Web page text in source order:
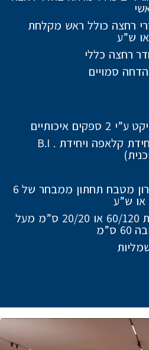
דרך בחדרי רחצה כולל ראש מקלחת
רחצה כללי
סמויים
איכותיים
כל המטבחים יכללו יחידת קלאפה ויחידת . B.I
משטח עבודה מעל ארון מטבח תחתון ממבחר של 6
או ש”ע
חיפוי באריחים במידות 60/120 או 20/20 ס”מ מעל